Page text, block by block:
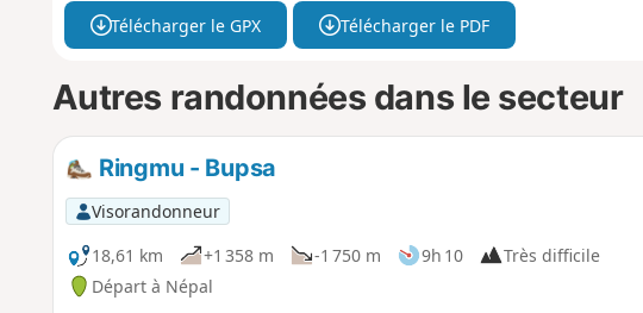
Télécharger le GPX Télécharger le PDF
Autres randonnées dans le secteur
Ringmu - Bupsa
Visorandonneur
18,61 km
+1 358 m -1 750 m 9h 10
Très difficile
Départ à Népal